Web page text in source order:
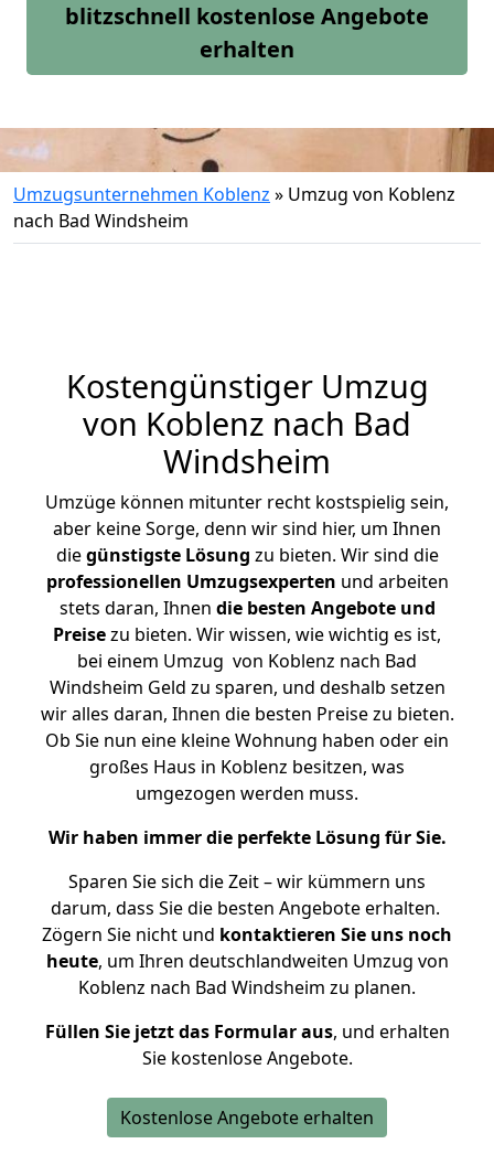
blitzschnell kostenlose Angebote
erhalten
Umzugsunternehmen Koblenz » Umzug von Koblenz
nach Bad Windsheim
Kostengünstiger Umzug
von Koblenz nach Bad
Windsheim
Umzüge können mitunter recht kostspielig sein,
aber keine Sorge, denn wir sind hier, um Ihnen
diegünstigste Lösung zu bieten. Wir sind die
professionellen Umzugsexperten und arbeiten
stets daran, Ihnen die besten Angebote und
Preisezu bieten. Wir wissen, wie wichtig es ist,
bei einem Umzug von Koblenz nach Bad
Windsheim Geld zu sparen, und deshalb setzen
wir alles daran, Ihnen die besten Preise zu bieten.
Ob Sie nun eine kleine Wohnung haben oder ein
großes Haus in Koblenz besitzen, was
umgezogen werden muss.
Wir haben immer die perfekte Lösung für Sie.
Sparen Sie sich die Zeit – wir kümmern uns
darum, dass Sie die besten Angebote erhalten.
Zögern Sie nicht und kontaktieren Sie uns noch
heute, um Ihren deutschlandweiten Umzug von
Koblenz nach Bad Windsheim zu planen.
Füllen Sie jetzt das Formular aus, und erhalten
Sie kostenlose Angebote.
Kostenlose Angebote erhalten